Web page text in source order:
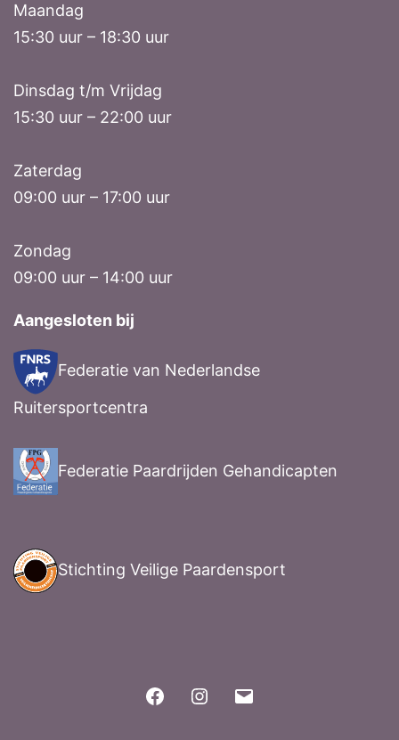
Maandag
15:30 uur – 18:30 uur
Dinsdag t/m Vrijdag
15:30 uur – 22:00 uur
Zaterdag
09:00 uur – 17:00 uur
Zondag
09:00 uur – 14:00 uur
Aangesloten bij
Federatie van Nederlandse
Ruitersportcentra
Federatie Paardrijden Gehandicapten
Stichting Veilige Paardensport
FacebookInstagram